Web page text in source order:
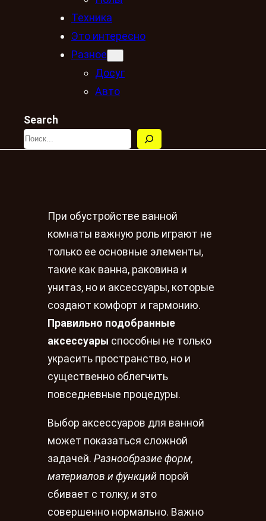
Техника
Это интересно
Разное
Досуг
Авто
Search
При обустройстве ванной
комнаты важную роль играют не
только ее основные элементы,
такие как ванна, раковина и
унитаз, но и аксессуары, которые
создают комфорт и гармонию.
Правильно подобранные
аксессуары способны не только
украсить пространство, но и
существенно облегчить
повседневные процедуры.
Выбор аксессуаров для ванной
может показаться сложной
задачей. Разнообразие форм,
материалов и функций порой
сбивает с толку, и это
совершенно нормально. Важно